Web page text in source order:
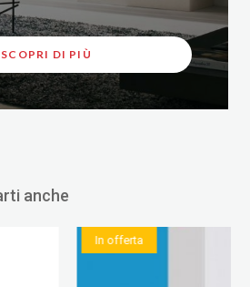
SCOPRI DI PIÙ
anche